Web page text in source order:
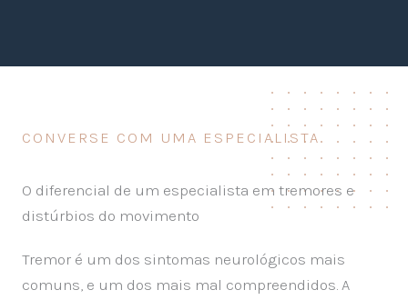
CONVERSE COM UMA ESPECIALISTA
O diferencial de um especialista em tremores e
distúrbios do movimento
Tremor é um dos sintomas neurológicos mais
comuns, e um dos mais mal compreendidos. A